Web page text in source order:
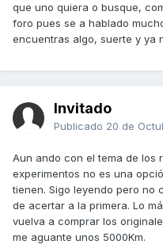
que uno quiera o busque,
foro pues se a hablado
encuentras algo, suerte y ya
Invitado
Publicado 20 de
Aun ando con el tema de los
experimentos no es una
tienen. Sigo leyendo pero no
de acertar a la primera. Lo
vuelva a comprar los
me aguante unos 5000Km.